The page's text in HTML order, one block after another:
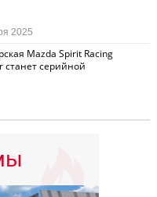
Mazda Spirit Racing
станет серийной
2025